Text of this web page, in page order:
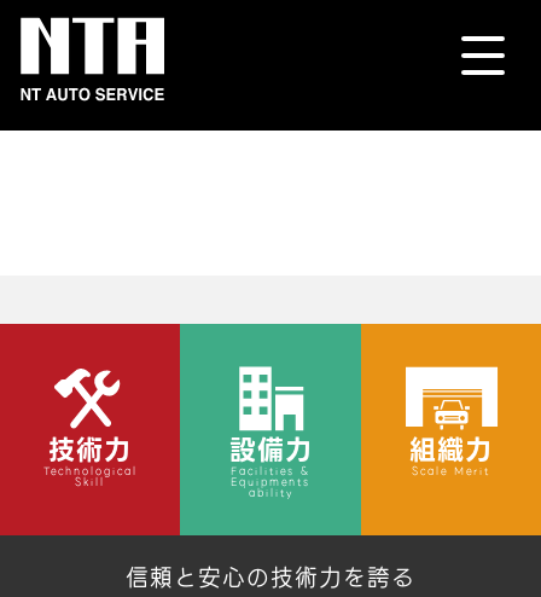
技術力
Technological
Skill
設備力
Facilities &
Equipments
ability
組織力
Scale Merit
信頼と安心の技術力を誇る